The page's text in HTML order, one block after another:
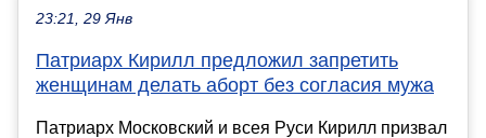
23:21, 29 Янв
Патриарх Кирилл предложил запретить
женщинам делать аборт без согласия мужа
Патриарх Московский и всея Руси Кирилл призвал